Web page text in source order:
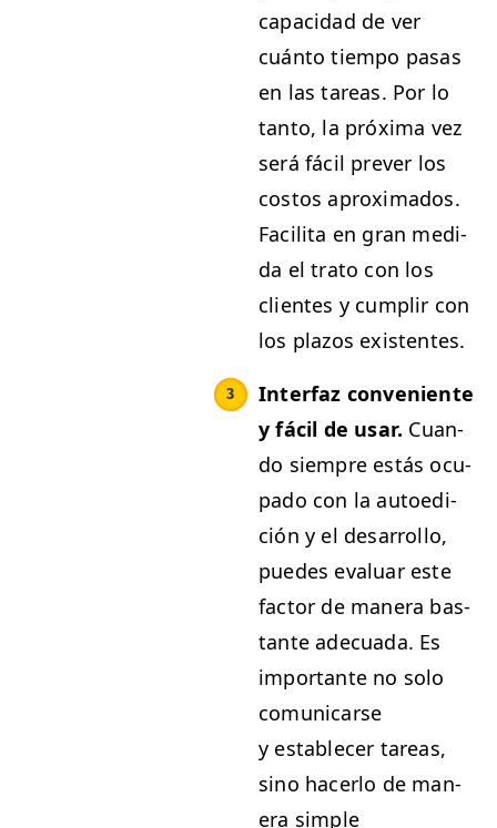
capaci­dad de ver
cuán­to tiem­po pasas
en las tar­eas. Por lo
tan­to, la próx­i­ma vez
será fácil pre­v­er los
cos­tos aprox­i­ma­dos.
Facili­ta en gran medi­
da el tra­to con los
clientes y cumplir con
los pla­zos existentes.
Inter­faz con­ve­niente
y fácil de usar. Cuan­
do siem­pre estás ocu­
pa­do con la autoedi­
ción y el desar­rol­lo,
puedes eval­u­ar este
fac­tor de man­era bas­
tante ade­cua­da. Es
impor­tante no solo
comu­ni­carse
y estable­cer tar­eas,
sino hac­er­lo de man­
era sim­ple